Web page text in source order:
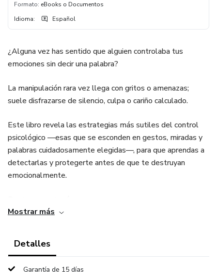
Formato: eBooks o Documentos
Idioma: Español
¿Alguna vez has sentido que alguien controlaba tus
emociones sin decir una palabra?
La manipulación rara vez llega con gritos o amenazas;
suele disfrazarse de silencio, culpa o cariño calculado.
Este libro revela las estrategias más sutiles del control
psicológico —esas que se esconden en gestos, miradas y
palabras cuidadosamente elegidas—, para que aprendas a
detectarlas y protegerte antes de que te destruyan
emocionalmente.
aplicada.
Mostrar más
Detalles
Garantía de 15 días